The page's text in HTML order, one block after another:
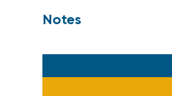
Notes